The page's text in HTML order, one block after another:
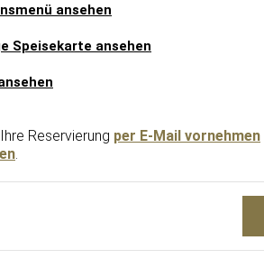
ansehen
Speisekarte ansehen
Reservierung per E-Mail vornehmen
.